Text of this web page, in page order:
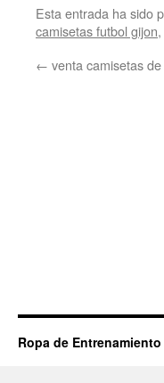
Esta entrada ha sido
camisetas futbol gijon,
← venta camisetas
Ropa de